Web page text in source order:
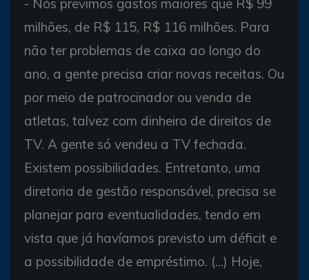
milhões, de R$ 115, R$ 116 milhões. Para
não ter problemas de caixa ao longo do
ano, a gente precisa criar novas receitas. Ou
por meio de patrocinador ou venda de
atletas, talvez com dinheiro de direitos de
TV. A gente só vendeu a TV fechada.
Existem possibilidades. Entretanto, uma
diretoria de gestão responsável, precisa se
planejar para eventualidades, tendo em
vista que já havíamos previsto um déficit e
a possibilidade de empréstimo. (...) Hoje,